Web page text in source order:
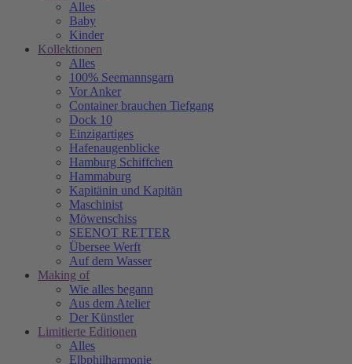
Alles
Baby
Kinder
Kollektionen
Alles
100% Seemannsgarn
Vor Anker
Container brauchen Tiefgang
Dock 10
Einzigartiges
Hafenaugen­blicke
Hamburg Schiffchen
Hammaburg
Kapitänin und Kapitän
Maschinist
Möwenschiss
SEENOT RETTER
Übersee Werft
Auf dem Wasser
Making of
Wie alles begann
Aus dem Atelier
Der Künstler
Limitierte Editionen
Alles
Elbphilharmonie